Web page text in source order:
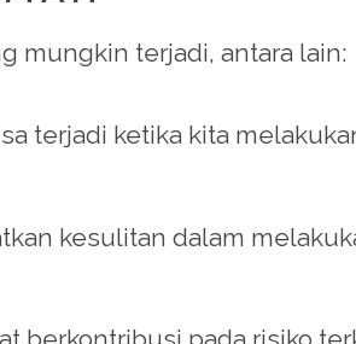
mungkin terjadi, antara lain:
terjadi ketika kita
kesulitan dalam